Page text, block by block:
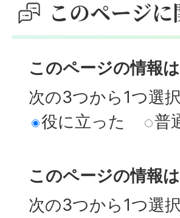
このページ
このページの情報
次の3つから1つ選
役に立った
普
このページの情報
次の3つから1つ選